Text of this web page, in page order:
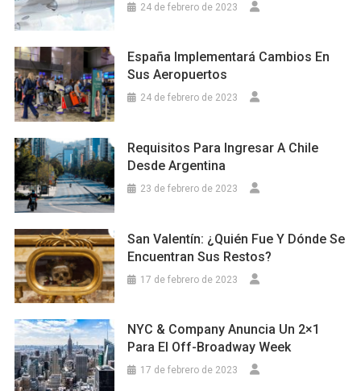
24 de febrero de 2023
España Implementará Cambios En
Sus Aeropuertos
24 de febrero de 2023
Requisitos Para Ingresar A Chile
Desde Argentina
23 de febrero de 2023
San Valentín: ¿Quién Fue Y Dónde Se
Encuentran Sus Restos?
17 de febrero de 2023
NYC & Company Anuncia Un 2×1
Para El Off-Broadway Week
17 de febrero de 2023